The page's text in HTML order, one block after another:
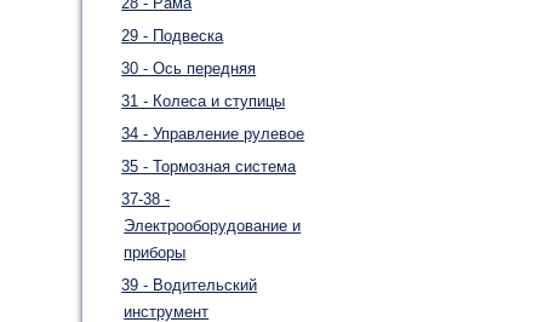
29 - Подвеска
30 - Ось передняя
31 - Колеса и ступицы
34 - Управление рулевое
35 - Тормозная система
37-38 -
Электрооборудование и
приборы
39 - Водительский
инструмент